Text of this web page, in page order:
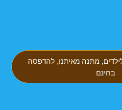
מתנה מאיתנו, להדפסה
בחינם